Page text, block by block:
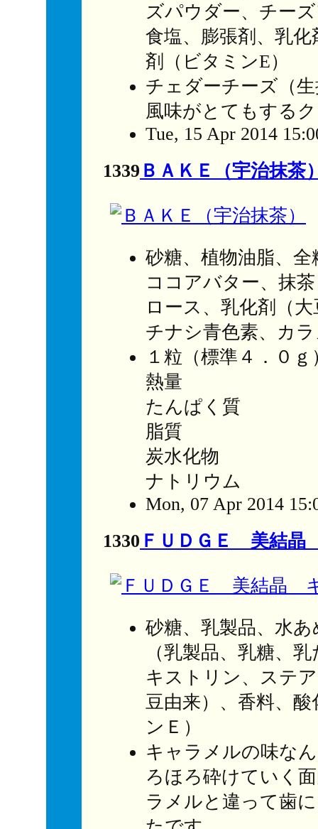
ズパウダー、チー
食塩、膨張剤、乳
剤（ビタミンE）
チェダーチーズ（
風味がとてもする
Tue, 15 Apr 2014
1339 ＢＡＫＥ（宇治抹茶
砂糖、植物油脂、
ココアバター、抹
ロース、乳化剤（
チナシ青色素、カ
１粒（標準４．０ｇ
熱量 ２
たんぱく質
脂質 １
炭水化物
ナトリウム
Mon, 07 Apr 2014
1330 ＦＵＤＧＥ 美結
砂糖、乳製品、水
（乳製品、乳糖、
キストリン、ステ
豆由来）、香料、
ンＥ）
キャラメルの味な
ろほろ砕けていく
ラメルと違って歯